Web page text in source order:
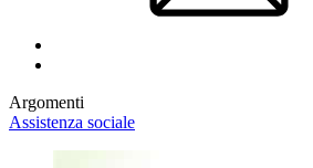
Argomenti
Assistenza sociale